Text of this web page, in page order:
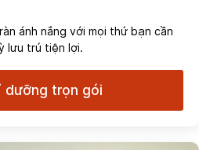
ánh nắng với mọi thứ bạn cần
lưu trú tiện lợi.
dưỡng trọn gói